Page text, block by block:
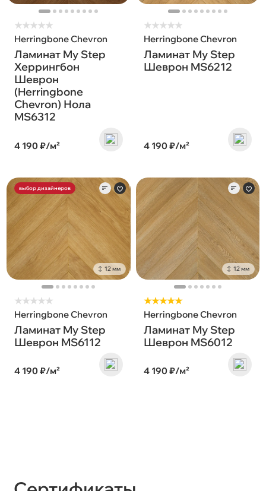
★★★★★
Herringbone Chevron
Ламинат My Step
Херрингбон
Шеврон
(Herringbone
Chevron) Нола
MS6312
4 190 ₽/м²
★★★★★
Herringbone Chevron
Ламинат My Step
Шеврон MS6212
4 190 ₽/м²
выбор дизайнеров
12 мм
★★★★★
Herringbone Chevron
Ламинат My Step
Шеврон MS6112
4 190 ₽/м²
12 мм
★★★★★
Herringbone Chevron
Ламинат My Step
Шеврон MS6012
4 190 ₽/м²